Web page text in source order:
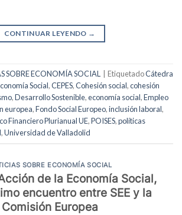
CONTINUAR LEYENDO →
SOBRE ECONOMÍA SOCIAL EtiquetadoCátedra
Social,CEPES,Cohesión social,cohesión
,Desarrollo Sostenible,economía social,Empleo
europea,Fondo Social Europeo,inclusión laboral,
Financiero Plurianual UE,POISES,políticas
,Universidad de Valladolid
SOBRE ECONOMÍA SOCIAL
de la Economía Social,
encuentro entre SEE y la
Comisión Europea